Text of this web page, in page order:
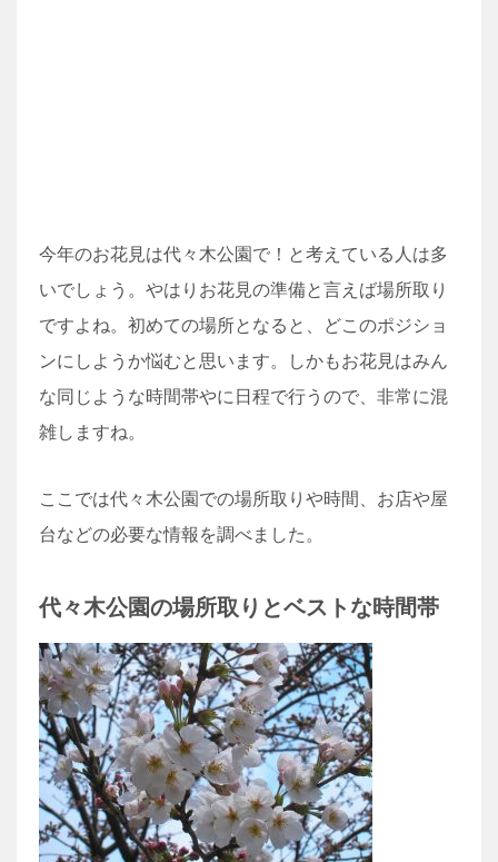
今年のお花見は代々木公園で！と考えている人は多
いでしょう。やはりお花見の準備と言えば場所取り
ですよね。初めての場所となると、どこのポジショ
ンにしようか悩むと思います。しかもお花見はみん
な同じような時間帯やに日程で行うので、非常に混
雑しますね。
ここでは代々木公園での場所取りや時間、お店や屋
台などの必要な情報を調べました。
代々木公園の場所取りとベストな時間帯